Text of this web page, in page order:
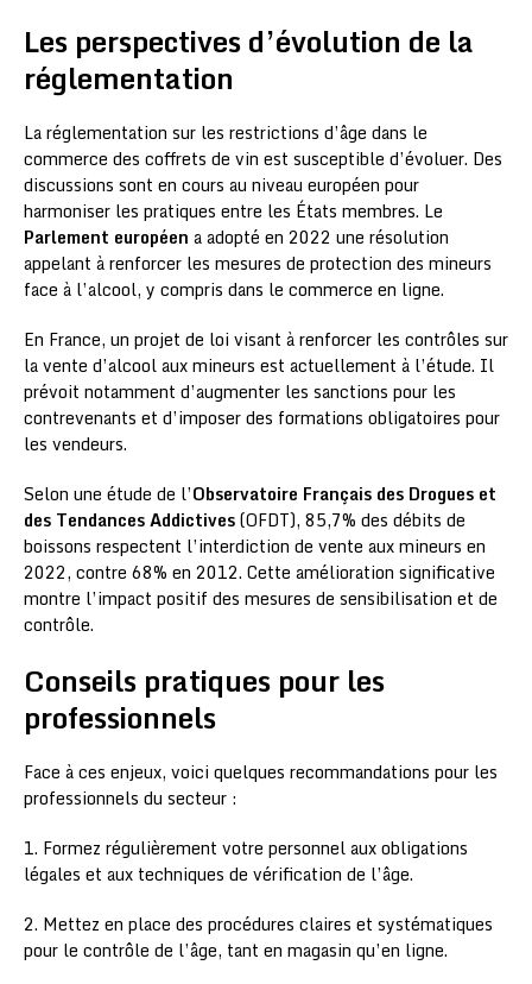
Les perspectives d’évolution de la
réglementation
La réglementation sur les restrictions d’âge dans le
commerce des coffrets de vin est susceptible d’évoluer. Des
discussions sont en cours au niveau européen pour
harmoniser les pratiques entre les États membres. Le
Parlement européen a adopté en 2022 une résolution
appelant à renforcer les mesures de protection des mineurs
face à l’alcool, y compris dans le commerce en ligne.
En France, un projet de loi visant à renforcer les contrôles sur
la vente d’alcool aux mineurs est actuellement à l’étude. Il
prévoit notamment d’augmenter les sanctions pour les
contrevenants et d’imposer des formations obligatoires pour
les vendeurs.
Selon une étude de l’Observatoire Français des Drogues et
des Tendances Addictives(OFDT), 85,7% des débits de
boissons respectent l’interdiction de vente aux mineurs en
2022, contre 68% en 2012. Cette amélioration significative
montre l’impact positif des mesures de sensibilisation et de
contrôle.
Conseils pratiques pour les
professionnels
Face à ces enjeux, voici quelques recommandations pour les
professionnels du secteur :
1. Formez régulièrement votre personnel aux obligations
légales et aux techniques de vérification de l’âge.
2. Mettez en place des procédures claires et systématiques
pour le contrôle de l’âge, tant en magasin qu’en ligne.